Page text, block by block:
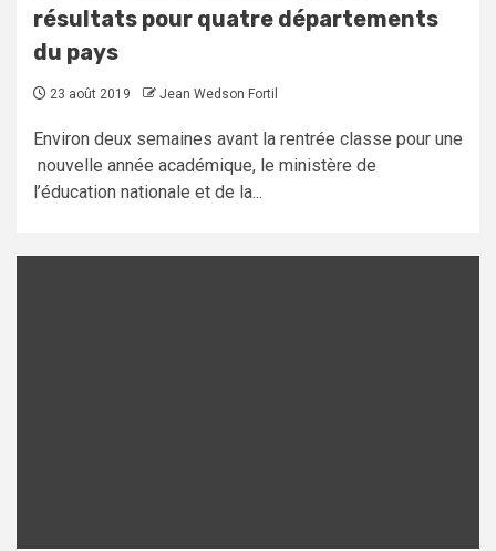
résultats pour quatre départements
du pays
23 août 2019 Jean Wedson Fortil
Environ deux semaines avant la rentrée classe pour une
nouvelle année académique, le ministère de
l’éducation nationale et de la...